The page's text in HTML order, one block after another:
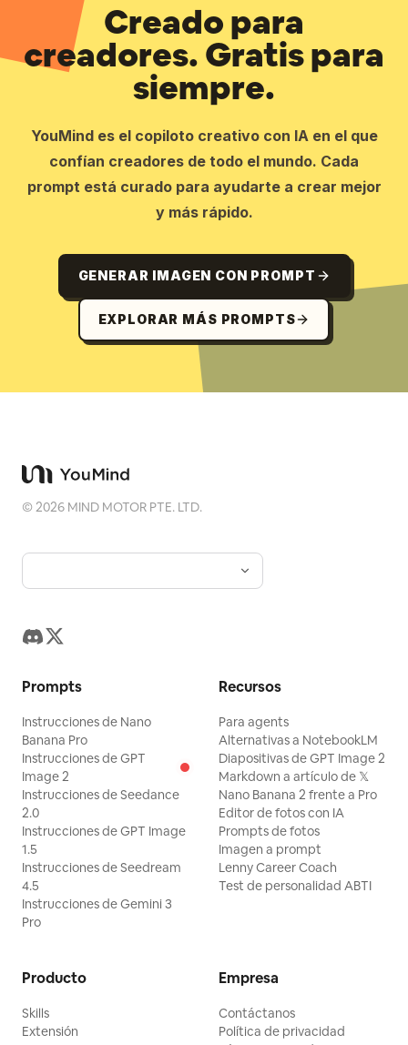
Creado para
creadores. Gratis para
siempre.
YouMind es el copiloto creativo con IA en el que
confían creadores de todo el mundo. Cada
prompt está curado para ayudarte a crear mejor
y más rápido.
GENERAR IMAGEN CON PROMPT
EXPLORAR MÁS PROMPTS
©2026 MIND MOTOR PTE. LTD.
Prompts
Instrucciones de Nano
Banana Pro
Instrucciones de GPT
Image 2
Instrucciones de Seedance
2.0
Instrucciones de GPT Image
1.5
Instrucciones de Seedream
4.5
Instrucciones de Gemini 3
Pro
Recursos
Para agents
Alternativas a NotebookLM
Diapositivas de GPT Image 2
Markdown a artículo de 𝕏
Nano Banana 2 frente a Pro
Editor de fotos con IA
Prompts de fotos
Imagen a prompt
Lenny Career Coach
Test de personalidad ABTI
Producto
Skills
Extensión
Empresa
Contáctanos
Política de privacidad